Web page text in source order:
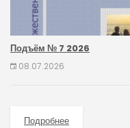
Подъём № 7 2026
08.07.2026
Подробнее